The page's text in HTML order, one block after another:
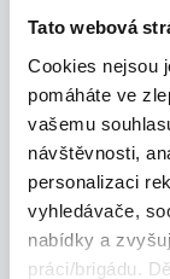
Tato webová
Cookies nejsou
pomáháte ve
vašemu
návštěvnosti,
personalizaci
vyhledávače,
nabídky a
práci/brigádu.
bez
Nakládka /
ruč...
Starý
People